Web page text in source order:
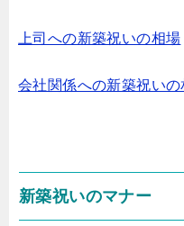
上司への新築祝いの相場
会社関係への新築祝いの
新築祝いのマナー